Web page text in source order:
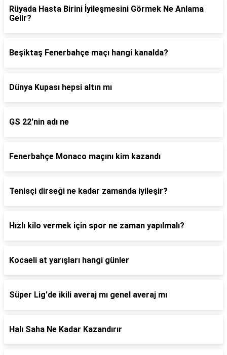
Rüyada Hasta Birini İyileşmesini Görmek Ne Anlama
Gelir?
Beşiktaş Fenerbahçe maçı hangi kanalda?
Dünya Kupası hepsi altın mı
GS 22'nin adı ne
Fenerbahçe Monaco maçını kim kazandı
Tenisçi dirseği ne kadar zamanda iyileşir?
Hızlı kilo vermek için spor ne zaman yapılmalı?
Kocaeli at yarışları hangi günler
Süper Lig'de ikili averaj mı genel averaj mı
Halı Saha Ne Kadar Kazandırır